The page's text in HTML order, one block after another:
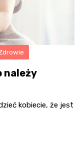
należy
kobiecie, że jest